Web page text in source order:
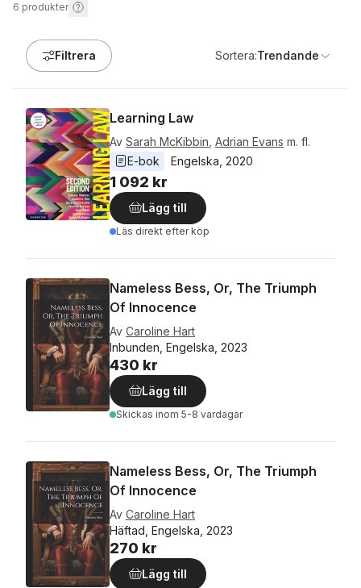
6 produkter
Filtrera Sortera:Trendande
Learning Law
Av Sarah McKibbin Adrian Evans m. fl.
E-bok
Engelska 2020
1 092 kr
Lägg till
Läs direkt efter köp
Nameless Bess, Or, The Triumph
Of Innocence
Av Caroline Hart
Inbunden, Engelska, 2023
430 kr
Lägg till
Skickas inom 5-8 vardagar
Nameless Bess, Or, The Triumph
Of Innocence
Av Caroline Hart
Häftad, Engelska, 2023
270 kr
Lägg till